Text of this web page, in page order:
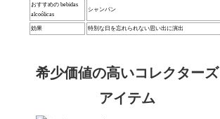
おすすめの bebidas
alcoólicas
シャンパン
効果 特別な日を忘れられない思い出に演出
希少価値の高いコレクターズ
アイテム